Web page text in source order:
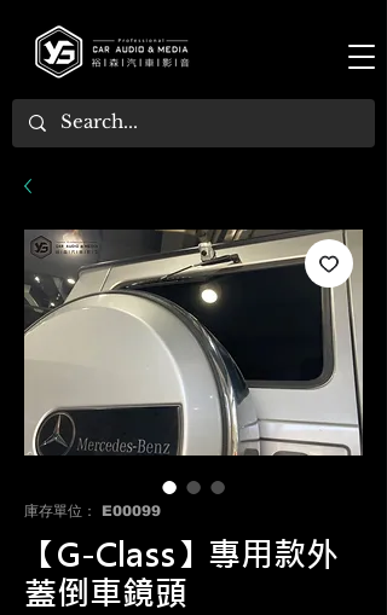
庫存單位： E00099
【G-Class】專用款外
蓋倒車鏡頭